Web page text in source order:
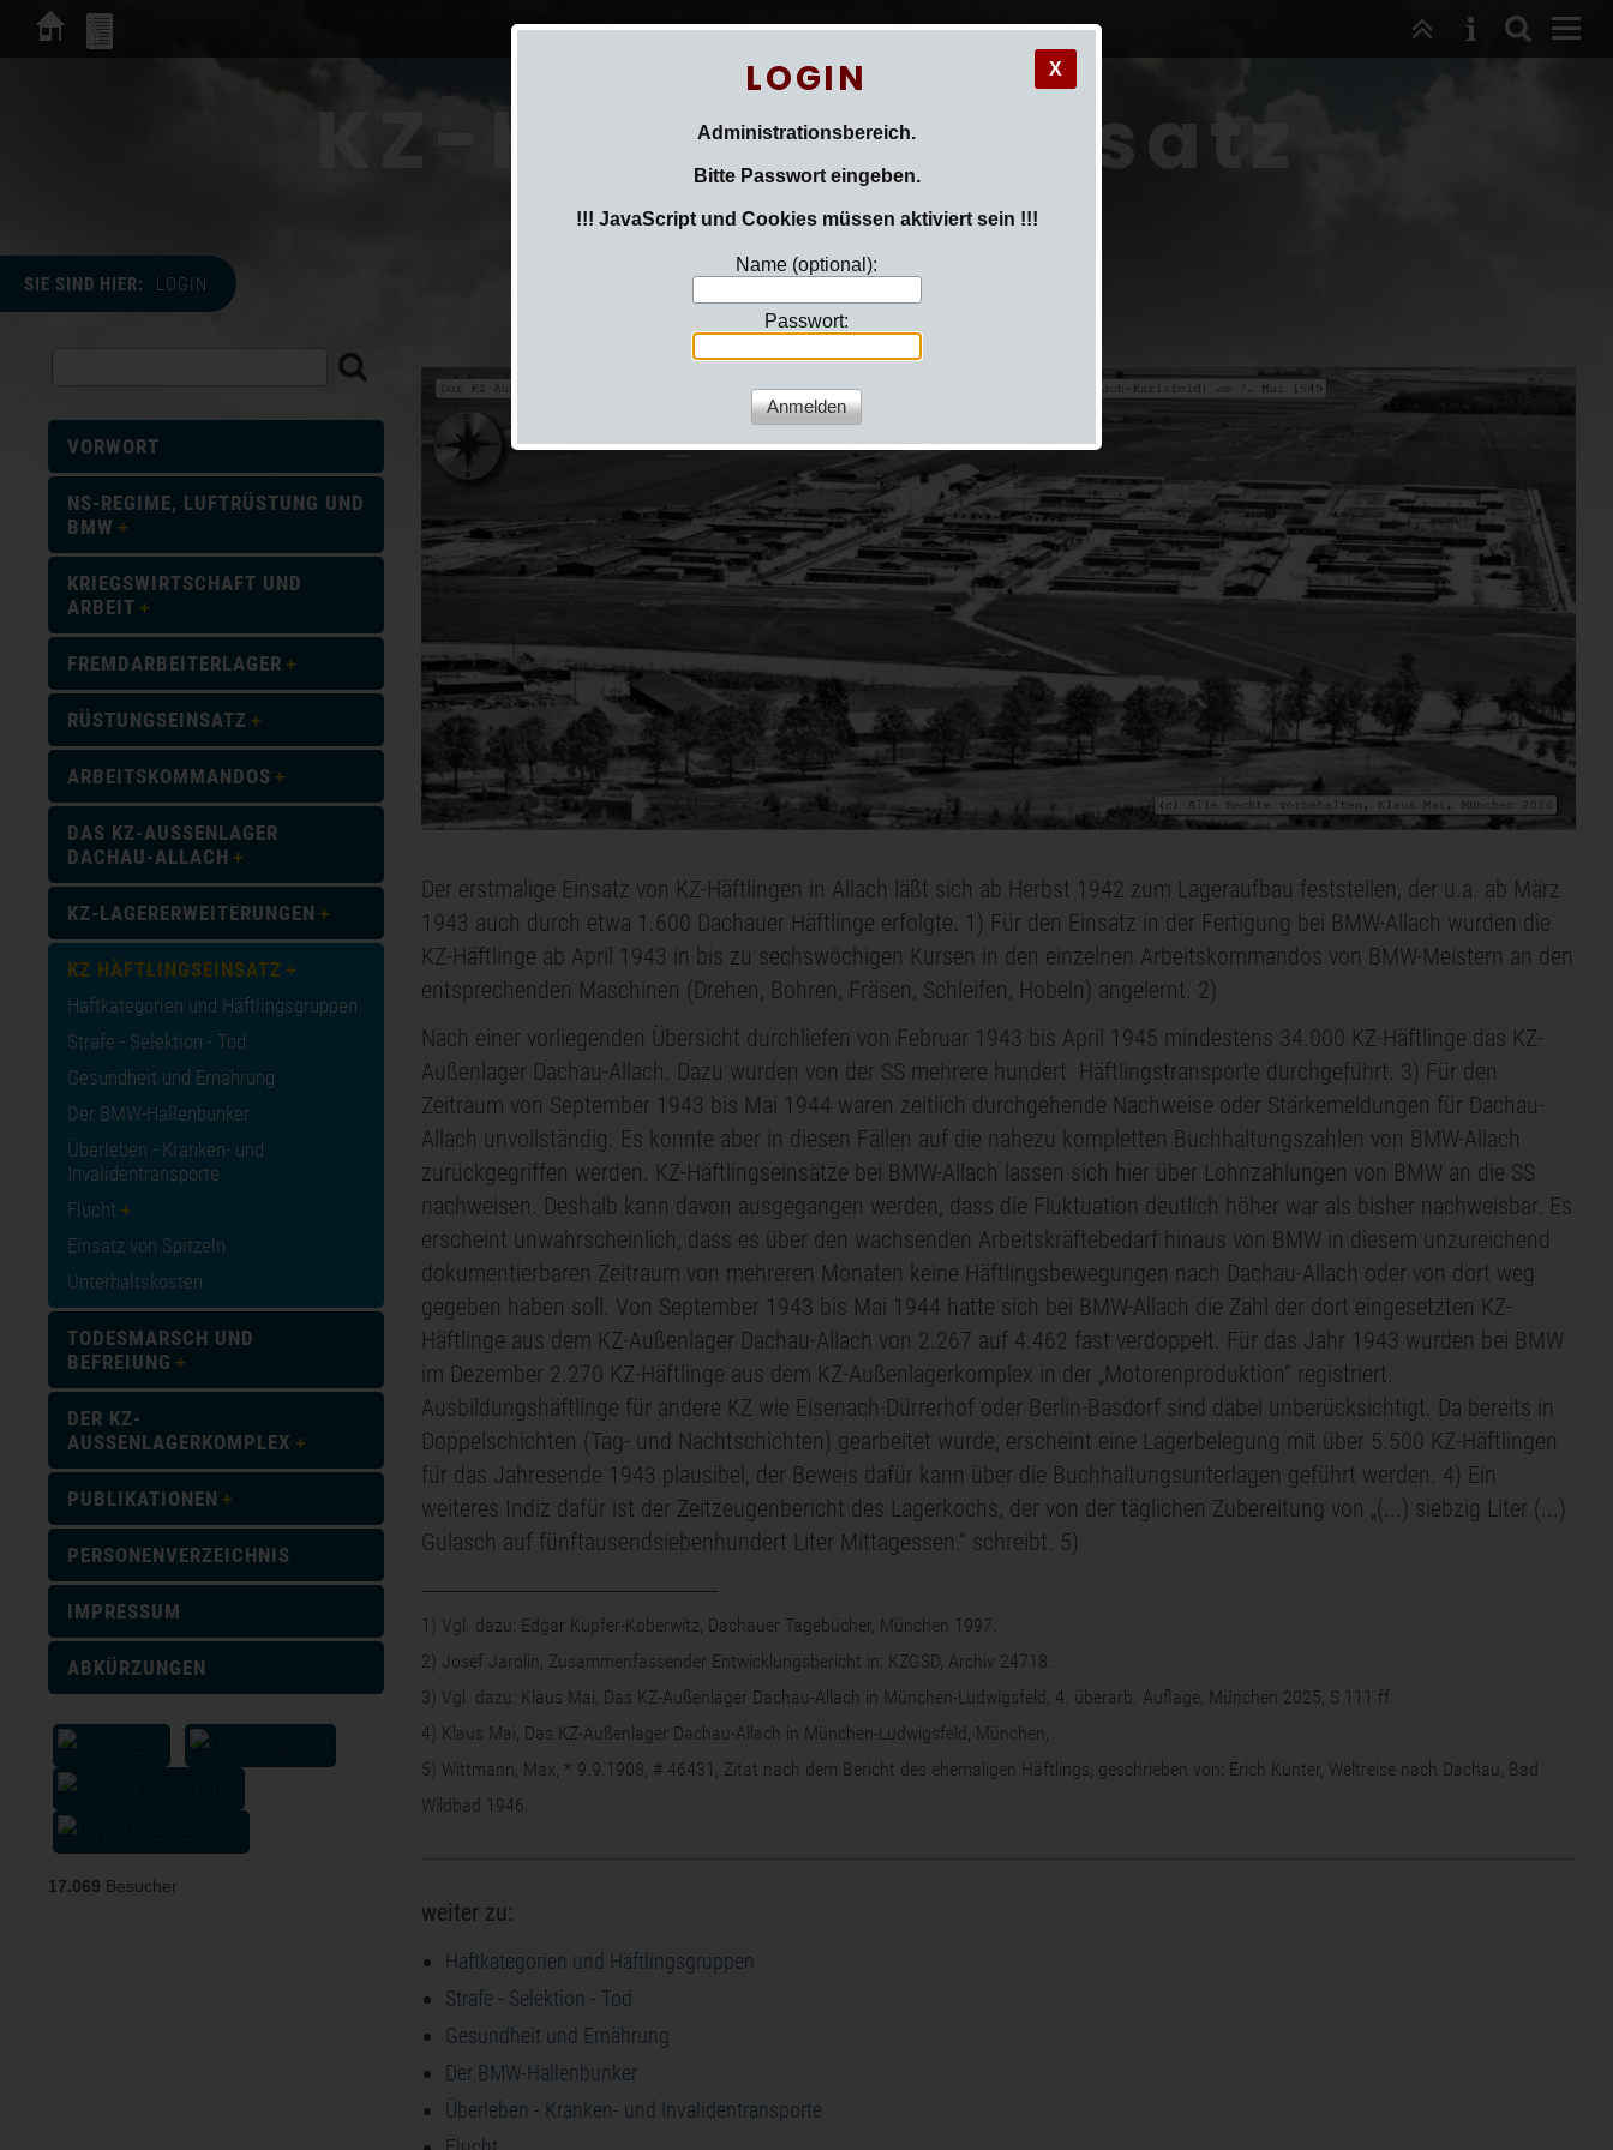
KZ-Häftlingseinsatz
SIE SIND HIER: LOGIN
X
LOGIN
Administrationsbereich.
Bitte Passwort eingeben.
!!! JavaScript und Cookies müssen aktiviert sein !!!
Name (optional):
Passwort:
Der erstmalige Einsatz von KZ-Häftlingen in Allach läßt sich ab Herbst 1942 zum Lageraufbau feststellen, der u.a. ab März
1943 auch durch etwa 1.600 Dachauer Häftlinge erfolgte. 1) Für den Einsatz in der Fertigung bei BMW-Allach wurden die
KZ-Häftlinge ab April 1943 in bis zu sechswöchigen Kursen in den einzelnen Arbeitskommandos von BMW-Meistern an den
entsprechenden Maschinen (Drehen, Bohren, Fräsen, Schleifen, Hobeln) angelernt. 2)
Nach einer vorliegenden Übersicht durchliefen von Februar 1943 bis April 1945 mindestens 34.000 KZ-Häftlinge das KZ-
Außenlager Dachau-Allach. Dazu wurden von der SS mehrere hundert Häftlingstransporte durchgeführt. 3) Für den
Zeitraum von September 1943 bis Mai 1944 waren zeitlich durchgehende Nachweise oder Stärkemeldungen für Dachau-
Allach unvollständig. Es konnte aber in diesen Fällen auf die nahezu kompletten Buchhaltungszahlen von BMW-Allach
zurückgegriffen werden. KZ-Häftlingseinsätze bei BMW-Allach lassen sich hier über Lohnzahlungen von BMW an die SS
nachweisen. Deshalb kann davon ausgegangen werden, dass die Fluktuation deutlich höher war als bisher nachweisbar. Es
erscheint unwahrscheinlich, dass es über den wachsenden Arbeitskräftebedarf hinaus von BMW in diesem unzureichend
dokumentierbaren Zeitraum von mehreren Monaten keine Häftlingsbewegungen nach Dachau-Allach oder von dort weg
gegeben haben soll. Von September 1943 bis Mai 1944 hatte sich bei BMW-Allach die Zahl der dort eingesetzten KZ-
Häftlinge aus dem KZ-Außenlager Dachau-Allach von 2.267 auf 4.462 fast verdoppelt. Für das Jahr 1943 wurden bei BMW
im Dezember 2.270 KZ-Häftlinge aus dem KZ-Außenlagerkomplex in der „Motorenproduktion“ registriert.
Ausbildungshäftlinge für andere KZ wie Eisenach-Dürrerhof oder Berlin-Basdorf sind dabei unberücksichtigt. Da bereits in
Doppelschichten (Tag- und Nachtschichten) gearbeitet wurde, erscheint eine Lagerbelegung mit über 5.500 KZ-Häftlingen
für das Jahresende 1943 plausibel, der Beweis dafür kann über die Buchhaltungsunterlagen geführt werden. 4) Ein
weiteres Indiz dafür ist der Zeitzeugenbericht des Lagerkochs, der von der täglichen Zubereitung von „(...) siebzig Liter (...)
Gulasch auf fünftausendsiebenhundert Liter Mittagessen.“ schreibt. 5)
1) Vgl. dazu: Edgar Kupfer-Koberwitz, Dachauer Tagebücher, München 1997.
2) Josef Jarolin, Zusammenfassender Entwicklungsbericht in: KZGSD, Archiv 24718.
3) Vgl. dazu: Klaus Mai, Das KZ-Außenlager Dachau-Allach in München-Ludwigsfeld, 4. überarb. Auflage, München 2025, S 111 ff.
4) Klaus Mai, Das KZ-Außenlager Dachau-Allach in München-Ludwigsfeld, München,
5) Wittmann, Max, * 9.9.1908, # 46431, Zitat nach dem Bericht des ehemaligen Häftlings, geschrieben von: Erich Kunter, Weltreise nach Dachau, Bad
Wildbad 1946.
weiter zu:
Haftkategorien und Häftlingsgruppen
Strafe - Selektion - Tod
Gesundheit und Ernährung
Der BMW-Hallenbunker
Überleben - Kranken- und Invalidentransporte
VORWORT
NS-REGIME, LUFTRÜSTUNG UND
BMW
KRIEGSWIRTSCHAFT UND
ARBEIT
FREMDARBEITERLAGER
RÜSTUNGSEINSATZ
ARBEITSKOMMANDOS
DAS KZ-AUSSENLAGER D
ACHAU-ALLACH
KZ-LAGERERWEITERUNGEN
KZ HÄFTLINGSEINSATZ
Haftkategorien und Häftlingsgruppen
Strafe - Selektion - Tod
Gesundheit und Ernährung
Der BMW-Hallenbunker
Überleben - Kranken- und
Invalidentransporte
Flucht
Einsatz von Spitzeln
Unterhaltskosten
TODESMARSCH UND
BEFREIUNG
DER KZ-
AUSSENLAGERKOMPLEX
PUBLIKATIONEN
PERSONENVERZEICHNIS
IMPRESSUM
ABKÜRZUNGEN
17.069 Besucher